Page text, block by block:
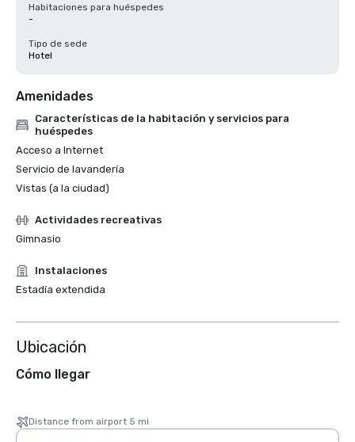
Habitaciones para huéspedes
-
Tipo de sede
Hotel
Amenidades
Características de la habitación y servicios para
huéspedes
Acceso a Internet
Servicio de lavandería
Vistas (a la ciudad)
Actividades recreativas
Gimnasio
Instalaciones
Estadía extendida
Ubicación
Cómo llegar
Distance from airport 5 mi